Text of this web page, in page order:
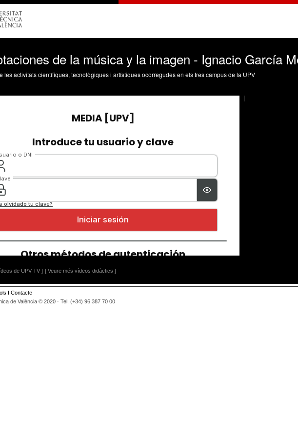
de la música y la imagen - Ignacio García
les activitats científiques, tecnològiques i artístiques ocorregudes en els tres campus de la UPV
de UPV TV ] [ Veure més vídeos didàctics ]
I Contacte
de València © 2020 · Tel. (+34) 96 387 70 00